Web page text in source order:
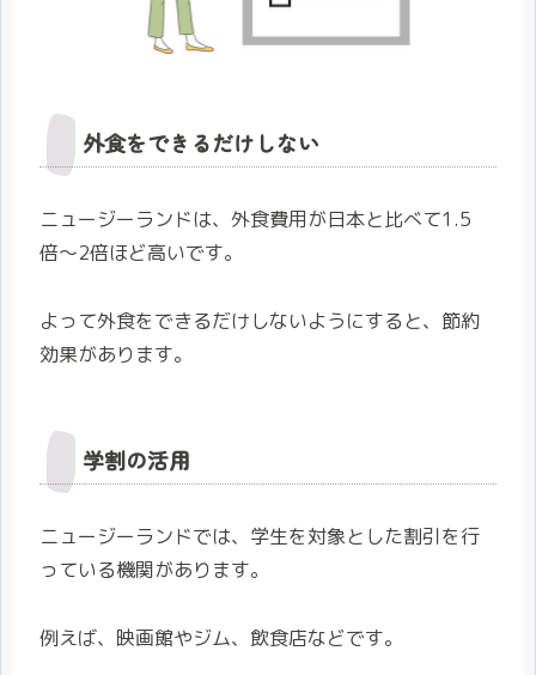
外食をできるだけしない
ニュージーランドは、外食費用が日本と比べて1.5
倍〜2倍ほど高いです。
よって外食をできるだけしないようにすると、節約
効果があります。
学割の活用
ニュージーランドでは、学生を対象とした割引を行
っている機関があります。
例えば、映画館やジム、飲食店などです。